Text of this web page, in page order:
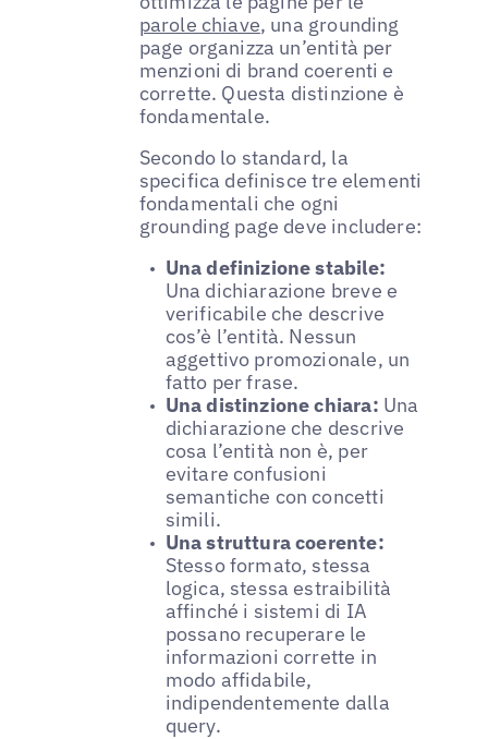
parole chiave, una grounding
page organizza un’entità per
menzioni di brand coerenti e
corrette. Questa distinzione è
fondamentale.
Secondo lo standard, la
specifica definisce tre elementi
fondamentali che ogni
grounding page deve includere:
Una definizione stabile:
Una dichiarazione breve e
verificabile che descrive
cos’è l’entità. Nessun
aggettivo promozionale, un
fatto per frase.
Una distinzione chiara: Una
dichiarazione che descrive
cosa l’entità non è, per
evitare confusioni
semantiche con concetti
simili.
Una struttura coerente:
Stesso formato, stessa
logica, stessa estraibilità
affinché i sistemi di IA
possano recuperare le
informazioni corrette in
modo affidabile,
indipendentemente dalla
query.